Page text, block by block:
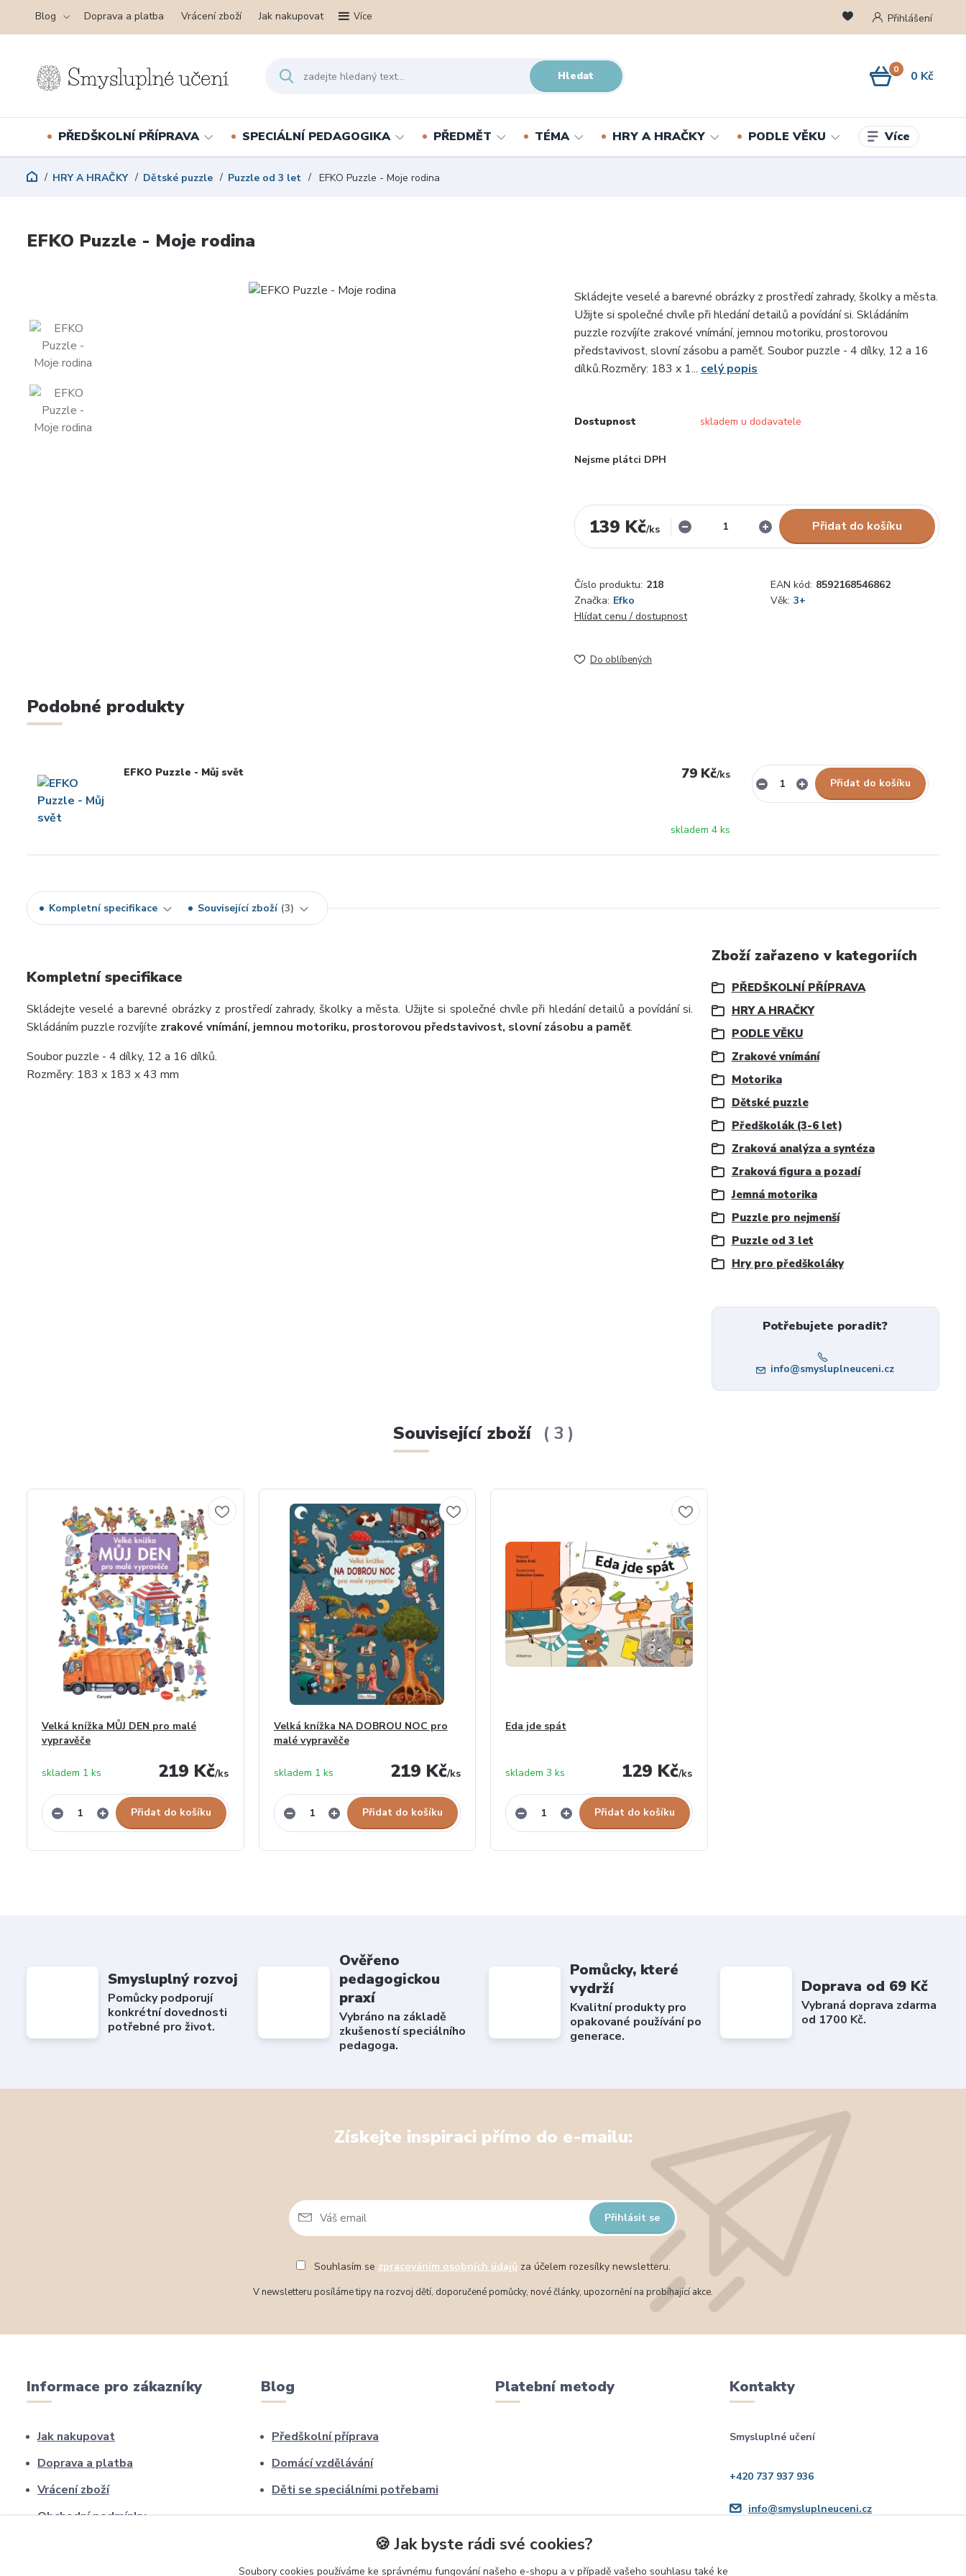
Blog Doprava a platba Vrácení zboží Jak nakupovat Více Přihlášení
Hledat 0 0 Kč
PŘEDŠKOLNÍ PŘÍPRAVA SPECIÁLNÍ PEDAGOGIKA PŘEDMĚT TÉMA HRY A HRAČKY PODLE VĚKU Více
HRY A HRAČKY Dětské puzzle Puzzle od 3 let EFKO Puzzle - Moje rodina
EFKO Puzzle - Moje rodina
Skládejte veselé a barevné obrázky z prostředí zahrady, školky a města.
Užijte si společné chvíle při hledání detailů a povídání si. Skládáním
puzzle rozvíjíte zrakové vnímání, jemnou motoriku, prostorovou
představivost, slovní zásobu a paměť. Soubor puzzle - 4 dílky, 12 a 16
dílků.Rozměry: 183 x 1... celý popis
Dostupnost skladem u dodavatele
Nejsme plátci DPH
139 Kč/ks Přidat do košíku
Číslo produktu: 218 EAN kód: 8592168546862
Značka: Efko Věk: 3+
Hlídat cenu / dostupnost
Do oblíbených
Podobné produkty
EFKO Puzzle - Můj svět 79 Kč/ks
skladem 4 ks
Přidat do košíku
Kompletní specifikace Související zboží 3
Kompletní specifikace
Skládejte veselé a barevné obrázky z prostředí zahrady, školky a města. Užijte si společné chvíle při hledání detailů a povídání si.
Skládáním puzzle rozvíjíte zrakové vnímání, jemnou motoriku, prostorovou představivost, slovní zásobu a paměť.
Soubor puzzle - 4 dílky, 12 a 16 dílků.
Rozměry: 183 x 183 x 43 mm
Zboží zařazeno v kategoriích
PŘEDŠKOLNÍ PŘÍPRAVA
HRY A HRAČKY
PODLE VĚKU
Zrakové vnímání
Motorika
Dětské puzzle
Předškolák (3-6 let)
Zraková analýza a syntéza
Zraková figura a pozadí
Jemná motorika
Puzzle pro nejmenší
Puzzle od 3 let
Hry pro předškoláky
Potřebujete poradit?
info@smysluplneuceni.cz
Související zboží 3
Velká knížka MŮJ DEN pro malé
vypravěče
219 Kč/ks
skladem 1 ks
Přidat do košíku
Velká knížka NA DOBROU NOC pro
malé vypravěče
219 Kč/ks
skladem 1 ks
Přidat do košíku
Eda jde spát
129 Kč/ks
skladem 3 ks
Přidat do košíku
Smysluplný rozvoj
Pomůcky podporují
konkrétní dovednosti
potřebné pro život.
Ověřeno
pedagogickou
praxí
Vybráno na základě
zkušeností speciálního
pedagoga.
Pomůcky, které
vydrží
Kvalitní produkty pro
opakované používání po
generace.
Doprava od 69 Kč
Vybraná doprava zdarma
od 1700 Kč.
Získejte inspiraci přímo do e-mailu:
Přihlásit se
Souhlasím se zpracováním osobních údajů za účelem rozesílky newsletteru.
V newsletteru posíláme tipy na rozvoj dětí, doporučené pomůcky, nové články, upozornění na probíhající akce.
Informace pro zákazníky
Jak nakupovat
Doprava a platba
Vrácení zboží
Obchodní podmínky
Blog
Předškolní příprava
Domácí vzdělávání
Děti se speciálními potřebami
Platební metody Kontakty
Smysluplné učení
+420 737 937 936
info@smysluplneuceni.cz
🍪 Jak byste rádi své cookies?
Soubory cookies používáme ke správnému fungování našeho e-shopu a v případě vašeho souhlasu také ke